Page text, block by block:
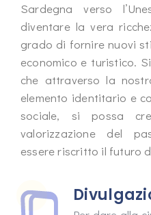
Sardegna verso
diventare la vera
grado di fornire nuovi
economico e turistico.
che attraverso la
elemento identitario e
sociale, si possa
valorizzazione del
essere riscritto il futuro